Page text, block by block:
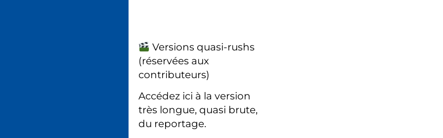
Versions quasi-rushs
(réservées aux
contributeurs)
Accédez ici à la version
très longue, quasi brute,
du reportage.